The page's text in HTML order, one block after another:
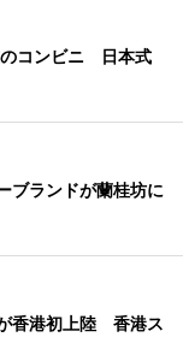
コンビニ 日本式
ブランドが蘭桂坊に
香港初上陸 香港ス